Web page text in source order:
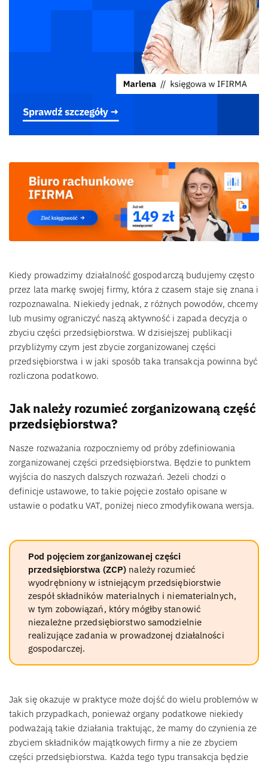
Kiedy prowadzimy działalność gospodarczą budujemy często
przez lata markę swojej firmy, która z czasem staje się znana i
rozpoznawalna. Niekiedy jednak, z różnych powodów, chcemy
lub musimy ograniczyć naszą aktywność i zapada decyzja o
zbyciu części przedsiębiorstwa. W dzisiejszej publikacji
przybliżymy czym jest zbycie zorganizowanej części
przedsiębiorstwa i w jaki sposób taka transakcja powinna być
rozliczona podatkowo.
Jak należy rozumieć zorganizowaną część
przedsiębiorstwa?
Nasze rozważania rozpoczniemy od próby zdefiniowania
zorganizowanej części przedsiębiorstwa. Będzie to punktem
wyjścia do naszych dalszych rozważań. Jeżeli chodzi o
definicje ustawowe, to takie pojęcie zostało opisane w
ustawie o podatku VAT, poniżej nieco zmodyfikowana wersja.
Pod pojęciem zorganizowanej części
przedsiębiorstwa (ZCP) należy rozumieć
wyodrębniony w istniejącym przedsiębiorstwie
zespół składników materialnych i niematerialnych,
w tym zobowiązań, który mógłby stanowić
niezależne przedsiębiorstwo samodzielnie
realizujące zadania w prowadzonej działalności
gospodarczej.
Jak się okazuje w praktyce może dojść do wielu problemów w
takich przypadkach, ponieważ organy podatkowe niekiedy
podważają takie działania traktując, że mamy do czynienia ze
zbyciem składników majątkowych firmy a nie ze zbyciem
części przedsiębiorstwa. Każda tego typu transakcja będzie